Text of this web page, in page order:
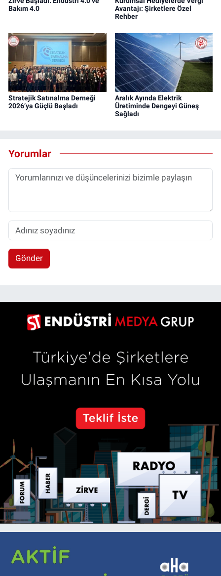
Bakım 4.0
Avantajı: Şirketlere Özel
Rehber
Stratejik Satınalma Derneği
2026’ya Güçlü Başladı
Aralık Ayında Elektrik
Üretiminde Dengeyi Güneş
Sağladı
Yorumlar
Gönder